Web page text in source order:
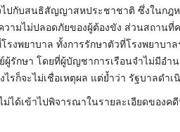
กับสนธิสัญญาสหประชาชาติ ซึ่งในกฎ
ามไม่ปลอดภัยของผู้ต้องขัง ส่วนสถานที่
รงพยาบาล ทั้งการรักษาตัวที่โรงพยาบ
กษา โดยที่ผู้บัญชาการเรือนจำไม่มีอำน
รก็จะไม่เชื่อเหตุผล แต่ย้ำว่า รัฐบาลด
ได้เข้าไปพิจารณาในรายละเอียดของ